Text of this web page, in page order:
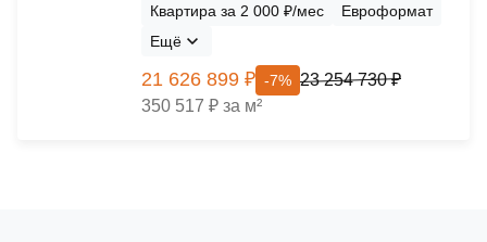
Квартира за 2 000 ₽/мес
Евроформат
Ещё
21 626 899 ₽ -7% 23 254 730 ₽
350 517 ₽ за м²